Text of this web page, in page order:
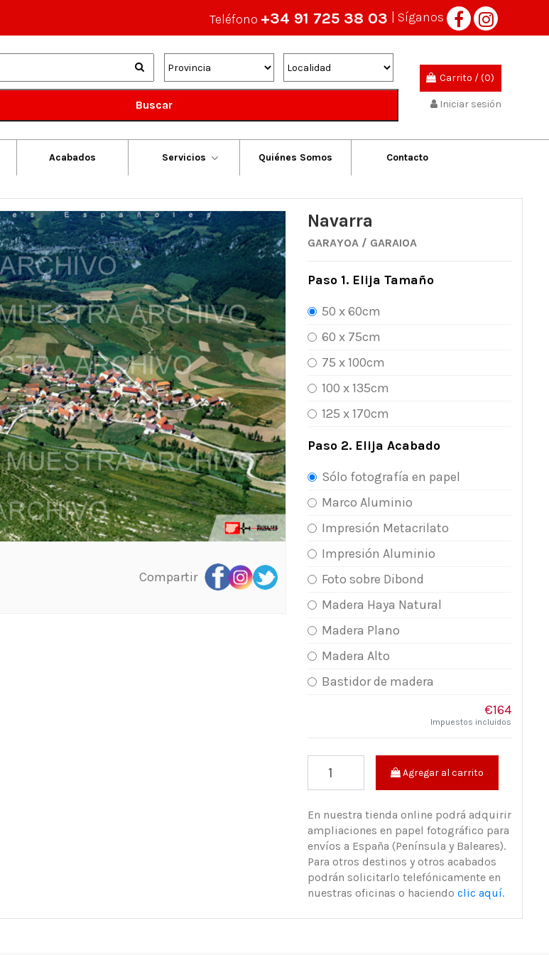
Teléfono +34 91 725 38 03 | Síganos
Buscar
Carrito /(0)
Iniciar sesión
Acabados Servicios Quiénes Somos Contacto
Compartir
Navarra
GARAYOA / GARAIOA
Paso 1. Elija Tamaño
50 x 60cm
60 x 75cm
75 x 100cm
100 x 135cm
125 x 170cm
Paso 2. Elija Acabado
Sólo fotografía en papel
Marco Aluminio
Impresión Metacrilato
Impresión Aluminio
Foto sobre Dibond
Madera Haya Natural
Madera Plano
Madera Alto
Bastidor de madera
€164
Impuestos incluidos
Agregar al carrito
En nuestra tienda online podrá adquirir
ampliaciones en papel fotográfico para
envíos a España (Península y Baleares).
Para otros destinos y otros acabados
podrán solicitarlo telefónicamente en
nuestras oficinas o haciendo clic aquí.